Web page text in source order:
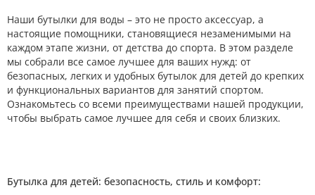
Наши бутылки для воды – это не просто аксессуар, а
настоящие помощники, становящиеся незаменимыми на
каждом этапе жизни, от детства до спорта. В этом разделе
мы собрали все самое лучшее для ваших нужд: от
безопасных, легких и удобных бутылок для детей до крепких
и функциональных вариантов для занятий спортом.
Ознакомьтесь со всеми преимуществами нашей продукции,
чтобы выбрать самое лучшее для себя и своих близких.
Бутылка для детей: безопасность, стиль и комфорт: